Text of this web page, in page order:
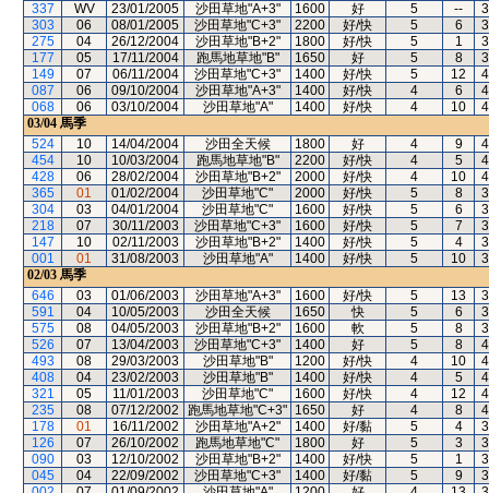
337
WV 23/01/2005 沙田草地"A+3" 1600 好 5 --
303
06 08/01/2005 沙田草地"C+3" 2200 好/快 5 6
275
04 26/12/2004 沙田草地"B+2" 1800 好/快 5 1
177
05 17/11/2004 跑馬地草地"B" 1650 好 5 8
149
07 06/11/2004 沙田草地"C+3" 1400 好/快 5 12
087
06 09/10/2004 沙田草地"A+3" 1400 好/快 4 6
068
06 03/10/2004 沙田草地"A" 1400 好/快 4 10
03/04 馬季
524
10 14/04/2004 沙田全天候 1800 好 4 9
454
10 10/03/2004 跑馬地草地"B" 2200 好/快 4 5
428
06 28/02/2004 沙田草地"B+2" 2000 好/快 4 10
365
01 01/02/2004 沙田草地"C" 2000 好/快 5 8
304
03 04/01/2004 沙田草地"C" 1600 好/快 5 6
218
07 30/11/2003 沙田草地"C+3" 1600 好/快 5 7
147
10 02/11/2003 沙田草地"B+2" 1400 好/快 5 4
001
01 31/08/2003 沙田草地"A" 1400 好/快 5 10
02/03 馬季
646
03 01/06/2003 沙田草地"A+3" 1600 好/快 5 13
591
04 10/05/2003 沙田全天候 1650 快 5 6
575
08 04/05/2003 沙田草地"B+2" 1600 軟 5 8
526
07 13/04/2003 沙田草地"C+3" 1400 好 5 8
493
08 29/03/2003 沙田草地"B" 1200 好/快 4 10
408
04 23/02/2003 沙田草地"B" 1400 好/快 4 5
321
05 11/01/2003 沙田草地"C" 1600 好/快 4 12
235
08 07/12/2002 跑馬地草地"C+3" 1650 好 4 8
178
01 16/11/2002 沙田草地"A+2" 1400 好/黏 5 4
126
07 26/10/2002 跑馬地草地"C" 1800 好 5 3
090
03 12/10/2002 沙田草地"B+2" 1400 好/快 5 1
045
04 22/09/2002 沙田草地"C+3" 1400 好/黏 5 9